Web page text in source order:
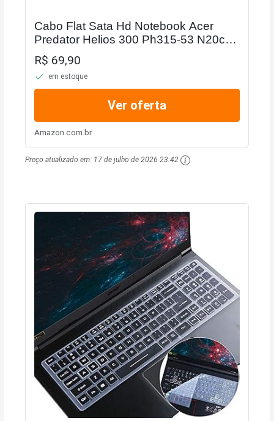
Cabo Flat Sata Hd Notebook Acer
Predator Helios 300 Ph315-53 N20c3
Nbx0002Q900
R$ 69,90
em estoque
Ver oferta
Amazon.com.br
Preço atualizado em: 17 de julho de 2026 23:42